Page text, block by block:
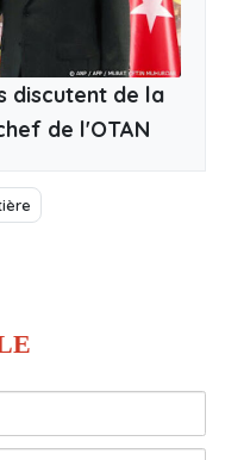
discutent de la
de l'OTAN